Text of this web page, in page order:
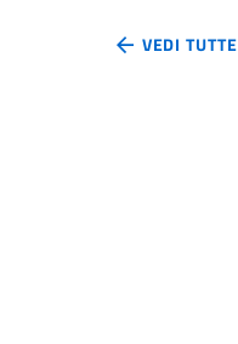
VEDI TUTTE